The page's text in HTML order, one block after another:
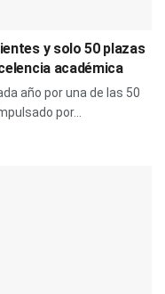
y solo 50 plazas
académica
año por una de las 50
por...